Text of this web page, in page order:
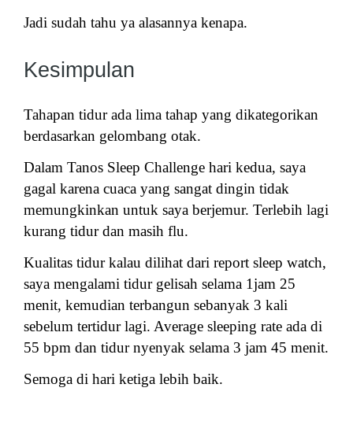
Jadi sudah tahu ya alasannya kenapa.
Kesimpulan
Tahapan tidur ada lima tahap yang dikategorikan
berdasarkan gelombang otak.
Dalam Tanos Sleep Challenge hari kedua, saya
gagal karena cuaca yang sangat dingin tidak
memungkinkan untuk saya berjemur. Terlebih lagi
kurang tidur dan masih flu.
Kualitas tidur kalau dilihat dari report sleep watch,
saya mengalami tidur gelisah selama 1jam 25
menit, kemudian terbangun sebanyak 3 kali
sebelum tertidur lagi. Average sleeping rate ada di
55 bpm dan tidur nyenyak selama 3 jam 45 menit.
Semoga di hari ketiga lebih baik.